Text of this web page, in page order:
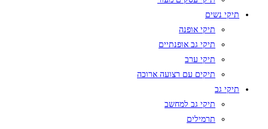
תיקי נשים
תיקי אופנה
תיקי גב אופנתיים
תיקי ערב
תיקים עם רצועה ארוכה
תיקי גב
תיקי גב למחשב
תרמילים